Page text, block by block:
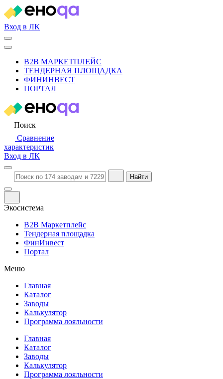
Вход в ЛК
B2B МАРКЕТПЛЕЙС
ТЕНДЕРНАЯ ПЛОЩАДКА
ФИНИНВЕСТ
ПОРТАЛ
Поиск
Сравнение
характеристик
Вход в ЛК
Найти
Экосистема
B2B Маркетплейс
Тендерная площадка
ФинИнвест
Портал
Меню
Главная
Каталог
Заводы
Калькулятор
Программа лояльности
Главная
Каталог
Заводы
Калькулятор
Программа лояльности